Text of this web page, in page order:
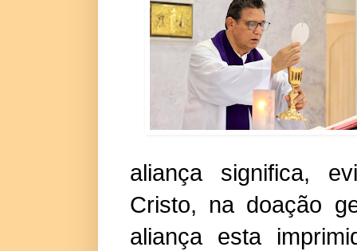
aliança significa,
Cristo, na doação
aliança esta